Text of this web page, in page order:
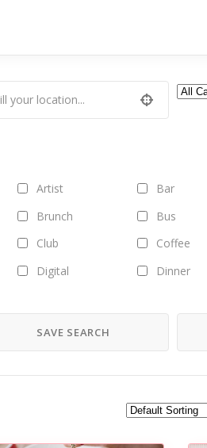
Artist Bar
Brunch Bus
Club Coffee
Digital Dinner
Freelance
Hair care Health
iMac Jackets
Modern
SAVE SEARCH